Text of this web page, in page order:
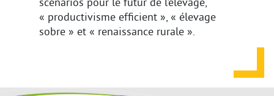
« productivisme efficient », « élevage
sobre » et « renaissance rurale ».